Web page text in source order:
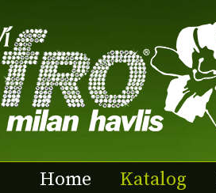
Home Katalog